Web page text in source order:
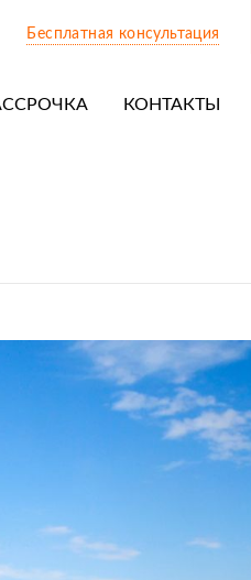
Бесплатная консультация
КОНТАКТЫ